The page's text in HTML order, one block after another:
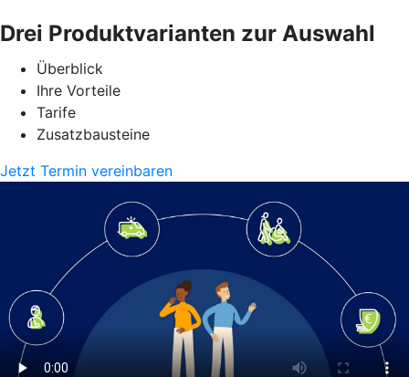
Drei Produktvarianten zur Auswahl
Überblick
Ihre Vorteile
Tarife
Zusatzbausteine
Jetzt Termin vereinbaren